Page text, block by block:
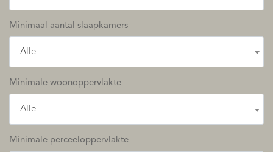
Minimaal aantal slaapkamers
- Alle -
Minimale woonoppervlakte
- Alle -
Minimale perceeloppervlakte